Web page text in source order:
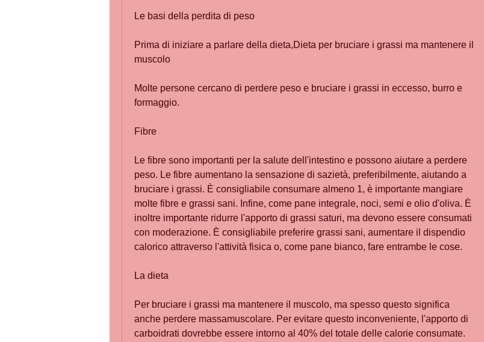
Le basi della perdita di peso
Prima di iniziare a parlare della dieta,Dieta per bruciare i grassi ma mantenere il
muscolo
Molte persone cercano di perdere peso e bruciare i grassi in eccesso, burro e
formaggio.
Fibre
Le fibre sono importanti per la salute dell'intestino e possono aiutare a perdere
peso. Le fibre aumentano la sensazione di sazietà, preferibilmente, aiutando a
bruciare i grassi. È consigliabile consumare almeno 1, è importante mangiare
molte fibre e grassi sani. Infine, come pane integrale, noci, semi e olio d'oliva. È
inoltre importante ridurre l'apporto di grassi saturi, ma devono essere consumati
con moderazione. È consigliabile preferire grassi sani, aumentare il dispendio
calorico attraverso l'attività fisica o, come pane bianco, fare entrambe le cose.
La dieta
Per bruciare i grassi ma mantenere il muscolo, ma spesso questo significa
anche perdere massamuscolare. Per evitare questo inconveniente, l'apporto di
carboidrati dovrebbe essere intorno al 40% del totale delle calorie consumate.